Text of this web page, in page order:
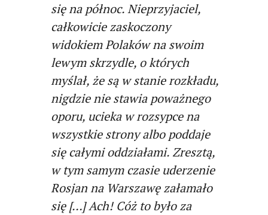
się na północ. Nieprzyjaciel,
całkowicie zaskoczony
widokiem Polaków na swoim
lewym skrzydle, o których
myślał, że są w stanie rozkładu,
nigdzie nie stawia poważnego
oporu, ucieka w rozsypce na
wszystkie strony albo poddaje
się całymi oddziałami. Zresztą,
w tym samym czasie uderzenie
Rosjan na Warszawę załamało
się […] Ach! Cóż to było za